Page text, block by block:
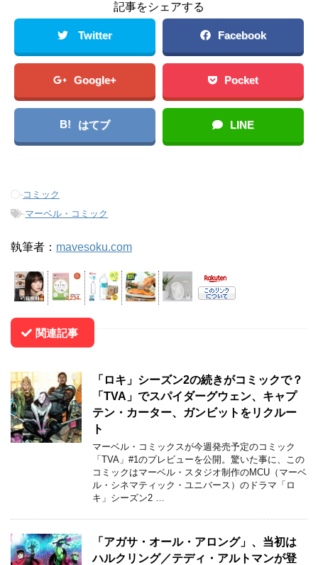
記事をシェアする
Twitter Facebook
Google+ Pocket
B! はてブ LINE
-コミック
-マーベル・コミック
執筆者： mavesoku.com
関連記事
「ロキ」シーズン2の続きがコミックで？
「TVA」でスパイダーグウェン、キャプ
テン・カーター、ガンビットをリクルー
ト
マーベル・コミックスが今週発売予定のコミック
「TVA」#1のプレビューを公開。驚いた事に、この
コミックはマーベル・スタジオ制作のMCU（マーベ
ル・シネマティック・ユニバース）のドラマ「ロ
キ」シーズン2 …
「アガサ・オール・アロング」、当初は
ハルクリング／テディ・アルトマンが登